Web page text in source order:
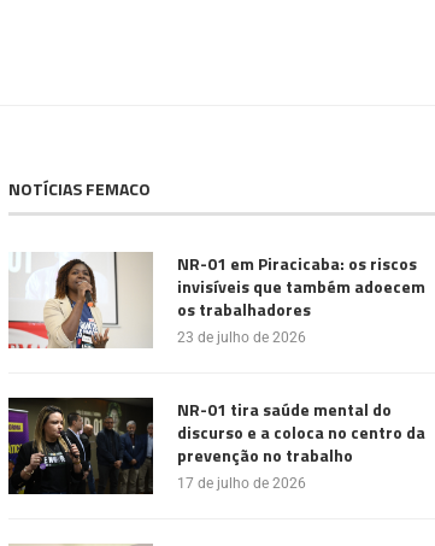
NOTÍCIAS FEMACO
NR-01 em Piracicaba: os riscos
invisíveis que também adoecem
os trabalhadores
23 de julho de 2026
NR-01 tira saúde mental do
discurso e a coloca no centro da
prevenção no trabalho
17 de julho de 2026